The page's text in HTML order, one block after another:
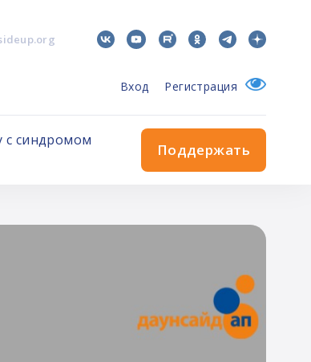
Вход Регистрация
с синдромом
Поддержать